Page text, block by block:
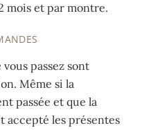
mois et par montre.
passez sont
Même si la
passée et que la
accepté les présentes